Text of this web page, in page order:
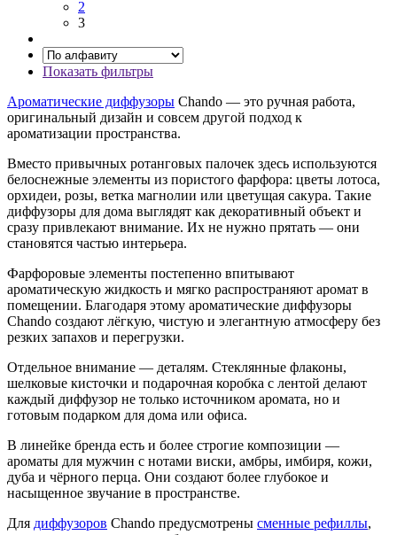
2
3
Показать фильтры
Ароматические диффузоры Chando — это ручная работа,
оригинальный дизайн и совсем другой подход к
ароматизации пространства.
Вместо привычных ротанговых палочек здесь используются
белоснежные элементы из пористого фарфора: цветы лотоса,
орхидеи, розы, ветка магнолии или цветущая сакура. Такие
диффузоры для дома выглядят как декоративный объект и
сразу привлекают внимание. Их не нужно прятать — они
становятся частью интерьера.
Фарфоровые элементы постепенно впитывают
ароматическую жидкость и мягко распространяют аромат в
помещении. Благодаря этому ароматические диффузоры
Chando создают лёгкую, чистую и элегантную атмосферу без
резких запахов и перегрузки.
Отдельное внимание — деталям. Стеклянные флаконы,
шелковые кисточки и подарочная коробка с лентой делают
каждый диффузор не только источником аромата, но и
готовым подарком для дома или офиса.
В линейке бренда есть и более строгие композиции —
ароматы для мужчин с нотами виски, амбры, имбиря, кожи,
дуба и чёрного перца. Они создают более глубокое и
насыщенное звучание в пространстве.
Для диффузоров Chando предусмотрены сменные рефиллы,